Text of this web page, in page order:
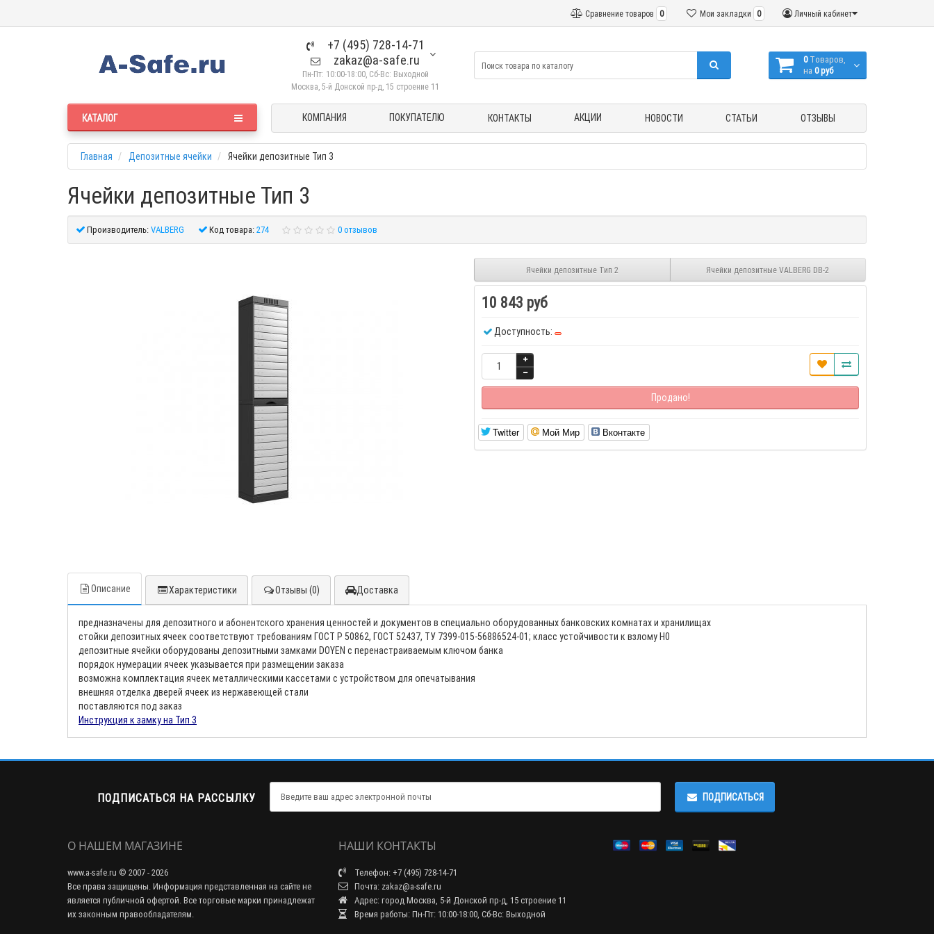
Личный кабинет
Мои закладки 0
Сравнение товаров 0
+7 (495) 728-14-71
zakaz@a-safe.ru
Пн-Пт: 10:00-18:00, Сб-Вс: Выходной
Москва, 5-й Донской пр-д, 15 строение 11
0 Tоваров,
на 0 руб
КАТАЛОГ КОМПАНИЯ ПОКУПАТЕЛЮ КОНТАКТЫ АКЦИИ НОВОСТИ СТАТЬИ ОТЗЫВЫ
Главная Депозитные ячейки Ячейки депозитные Тип 3
Ячейки депозитные Тип 3
Производитель:VALBERG Код товара:274 0 отзывов
Ячейки депозитные Тип 2 Ячейки депозитные VALBERG DB-2
10 843 руб
Доступность:
Продано!
Twitter Мой Мир Вконтакте
Описание Характеристики Отзывы (0) Доставка
предназначены для депозитного и абонентского хранения ценностей и документов в специально оборудованных банковских комнатах и хранилищах
стойки депозитных ячеек соответствуют требованиям ГОСТ Р 50862, ГОСТ 52437, ТУ 7399-015-56886524-01; класс устойчивости к взлому Н0
депозитные ячейки оборудованы депозитными замками DOYEN c перенастраиваемым ключом банка
порядок нумерации ячеек указывается при размещении заказа
возможна комплектация ячеек металлическими кассетами с устройством для опечатывания
внешняя отделка дверей ячеек из нержавеющей стали
поставляются под заказ
Инструкция к замку на Тип 3
ПОДПИСАТЬСЯ НА РАССЫЛКУ ПОДПИСАТЬСЯ
О НАШЕМ МАГАЗИНЕ
www.a-safe.ru © 2007 - 2026
Все права защищены. Информация представленная на сайте не
является публичной офертой. Все торговые марки принадлежат
их законным правообладателям.
НАШИ КОНТАКТЫ
Телефон: +7 (495) 728-14-71
Почта: zakaz@a-safe.ru
Адрес: город Москва, 5-й Донской пр-д, 15 строение 11
Время работы: Пн-Пт: 10:00-18:00, Сб-Вс: Выходной